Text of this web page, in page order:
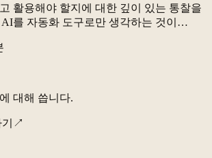
활용해야 할지에 대한 깊이 있는 통찰을
를 자동화 도구로만 생각하는 것이
션을 달성하는 관점으...
대해 씁니다.
↗